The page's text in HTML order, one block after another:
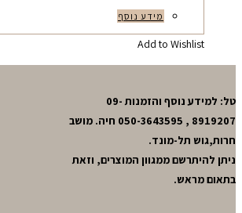
מידע נוסף
Add to Wishlist
טל: למידע נוסף והזמנות 09-
8919207 , 050-3643595 חיה. מושב
חרות,גוש תל-מונד.
ניתן להיתרשם ממגוון המוצרים, וזאת
בתאום מראש.